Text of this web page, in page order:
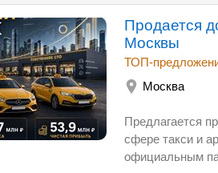
Продается
Москвы
ТОП-
Москва
Предлагается
сфере такси и
официальным